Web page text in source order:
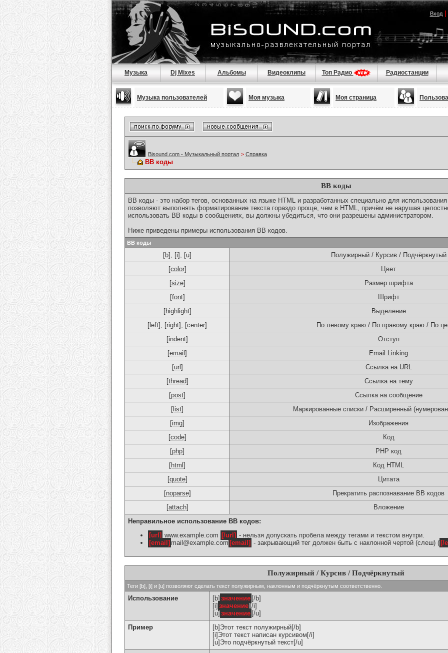
Вход|
Музыка Dj Mixes Альбомы Видеоклипы Топ Радио Радиостанции
Музыка пользователей Моя музыка Моя страница
Bisound.com - Музыкальный портал > Справка
BB коды
BB коды
BB коды - это набор тегов, основанных на языке HTML и разработанных специально для
позволяют выполнять форматирование текста гораздо проще, чем в HTML, причём не нарушая
использовать BB коды в сообщениях, вы должны убедиться, что они разрешены администратором.
Ниже приведены примеры использования BB кодов.
BB коды
[b] , [i] , [u]
Полужирный / Курсив / Подчёркнутый
[color]
Цвет
[size]
Размер шрифта
[font]
Шрифт
[highlight]
Выделение
[left] , [right] , [center]
По левому краю / По правому краю / По
[indent]
Отступ
[email]
Email Linking
[url]
Ссылка на URL
[thread]
Ссылка на тему
[post]
Ссылка на сообщение
[list]
Маркированные списки / Расширенный
[img]
Изображения
[code]
Код
[php]
PHP код
[html]
Код HTML
[quote]
Цитата
[noparse]
Прекратить распознавание BB кодов
[attach]
Вложение
Неправильное использование BB кодов:
[url] www.example.com [/url] - нельзя допускать пробела между тегами и текстом внутри.
[email] mail@example.com [email] - закрывающий тег должен быть с наклонной чертой (слеш) ( [/
Полужирный / Курсив / Подчёркнутый
Теги [b], [i] и [u] позволяют сделать текст полужирным, наклонным и подчёркнутым соответственно.
Использование [b] значение [/b]
[i] значение [/i]
[u] значение [/u]
Пример
[b]Этот текст полужирный[/b]
[i]Этот текст написан курсивом[/i]
[u]Это подчёркнутый текст[/u]